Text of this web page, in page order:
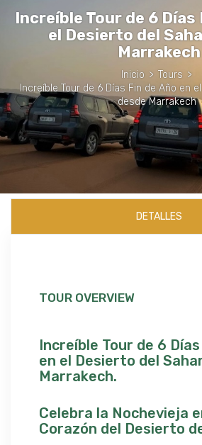
Increíble Tour de 6 Días
el Desierto del
Marrakech
Inicio > Tours >
Increíble Tour de 6 Días Fin de Año en
desde Marrakech
DETALLES
TOUR OVERVIEW
Increíble Tour de 6
en el Desierto del
Marrakech.
Celebra la Nochevieja
Corazón del Desierto